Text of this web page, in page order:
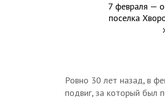
7 февраля —
поселка
Ровно 30 лет назад, в
подвиг, за который был